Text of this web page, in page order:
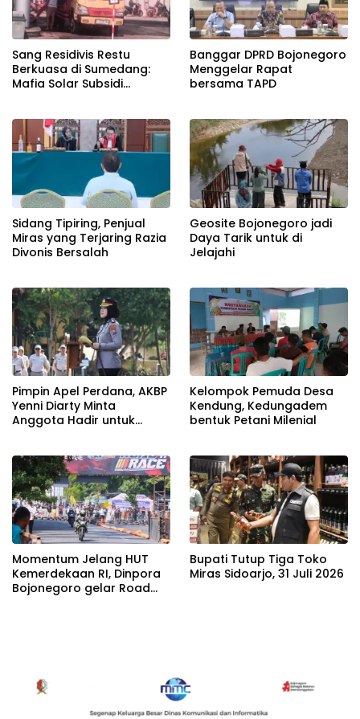
Sang Residivis Restu
Berkuasa di Sumedang:
Mafia Solar Subsidi
Bungkam
Banggar DPRD Bojonegoro
Menggelar Rapat
bersama TAPD
Sidang Tipiring, Penjual
Miras yang Terjaring Razia
Divonis Bersalah
Geosite Bojonegoro jadi
Daya Tarik untuk di
Jelajahi
Pimpin Apel Perdana, AKBP
Yenni Diarty Minta
Anggota Hadir untuk
Kelompok Pemuda Desa
Kendung, Kedungadem
bentuk Petani Milenial
Momentum Jelang HUT
Kemerdekaan RI, Dinpora
Bojonegoro gelar Road
Bupati Tutup Tiga Toko
Miras Sidoarjo, 31 Juli 2026